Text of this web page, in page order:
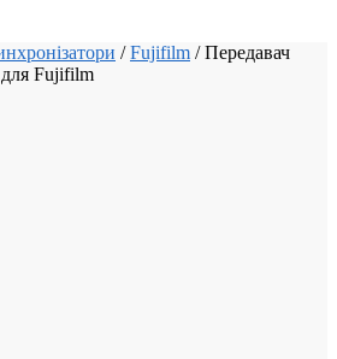
/Fujifilm /Передавач
Fujifilm